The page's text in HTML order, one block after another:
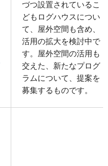
づつ設置されているこ
どもログハウスについ
て、屋外空間も含め、
活用の拡大を検討中で
す。屋外空間の活用も
交えた、新たなプログ
ラムについて、提案を
募集するものです。